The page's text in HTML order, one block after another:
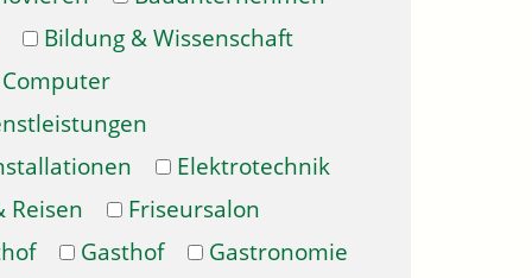
Bildung & Wissenschaft
Computer
Elektrotechnik
Reisen
Friseursalon
Gasthof
Gastronomie